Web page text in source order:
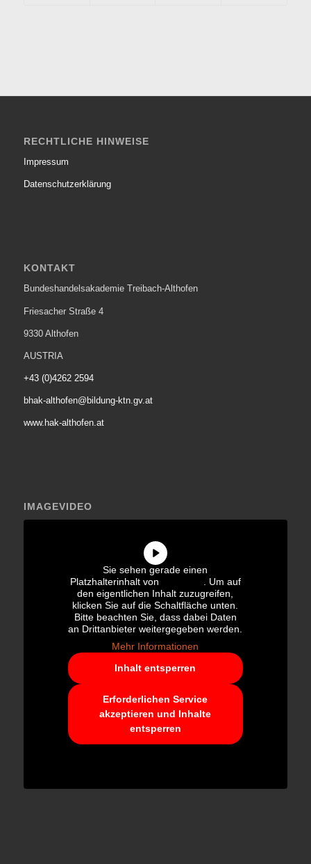
RECHTLICHE HINWEISE
Impressum
Datenschutzerklärung
KONTAKT
Bundeshandelsakademie Treibach-Althofen
Friesacher Straße 4
9330 Althofen
AUSTRIA
+43 (0)4262 2594
bhak-althofen@bildung-ktn.gv.at
www.hak-althofen.at
IMAGEVIDEO
Sie sehen gerade einen
Platzhalterinhalt von
. Um auf
den eigentlichen Inhalt zuzugreifen,
klicken Sie auf die Schaltfläche unten.
Bitte beachten Sie, dass dabei Daten
an Drittanbieter weitergegeben werden.
Mehr Informationen
Inhalt entsperren
Erforderlichen Service
akzeptieren und Inhalte
entsperren